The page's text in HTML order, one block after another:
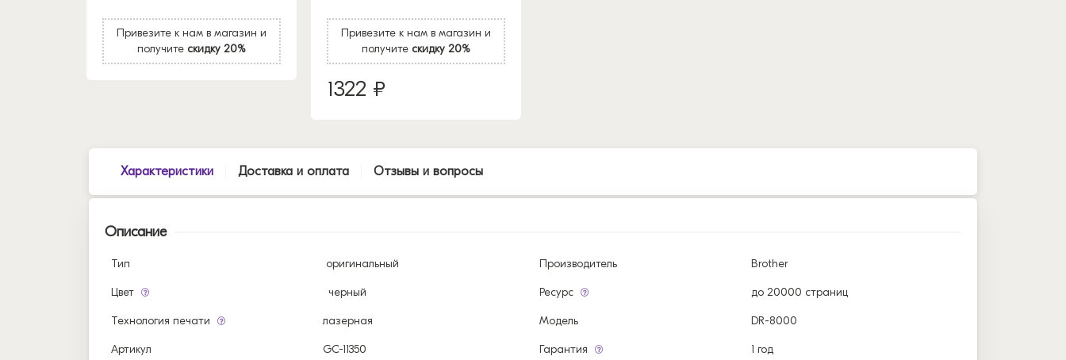
Привезите к нам в магазин и
получите скидку 20%
Привезите к нам в магазин и
получите скидку 20%
1322 ₽
Характеристики Доставка и оплата Отзывы и вопросы
Описание
Тип оригинальный Производитель Brother
Цвет черный Ресурс до 20000 страниц
Технология печати лазерная Модель DR-8000
Артикул GC-11350 Гарантия 1 год